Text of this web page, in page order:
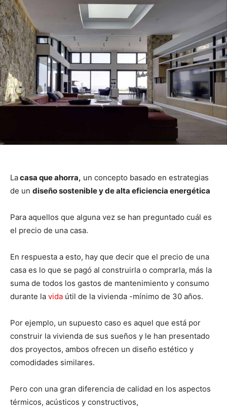
Lacasa que ahorra, un concepto basado en estrategias
de un diseño sostenible y de alta eficiencia energética
Para aquellos que alguna vez se han preguntado cuál es
el precio de una casa.
En respuesta a esto, hay que decir que el precio de una
casa es lo que se pagó al construirla o comprarla, más la
suma de todos los gastos de mantenimiento y consumo
durante la vida útil de la vivienda -mínimo de 30 años.
Por ejemplo, un supuesto caso es aquel que está por
construir la vivienda de sus sueños y le han presentado
dos proyectos, ambos ofrecen un diseño estético y
comodidades similares.
Pero con una gran diferencia de calidad en los aspectos
térmicos, acústicos y constructivos,